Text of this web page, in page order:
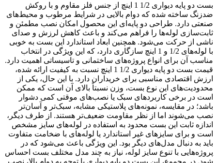
بست دو پایه دیواری 1/2 1 اینچ از جنس فلز مقاوم و با روکش
ضدزنگ ساخته شده که دوام بالایی در شرایط مرطوب و محیط‌های
صنعتی دارد. طراحی دو پایه‌ای این محصول امکان نصب مطمئن و
ثابت‌سازی لوله‌ها را فراهم می‌کند و باعث کاهش لرزش و صدای
ناشی از حرکت می‌شود. همچنین ابعاد استاندارد این بست به خوبی
با لوله‌های 1/2 و 1 اینچ سازگاری دارد، که این ویژگی در انتخاب
مناسب آن برای انواع پروژه‌های ساختمانی و تاسیساتی اهمیت دارد.
قیمت بست دو پایه دیواری 1/2 1 اینچ نسبت به کیفیت ارائه شده،
ارزش اقتصادی مناسبی برای خریداران دارد. با این حال، یکی از
محدودیت‌های این نوع بست، وزن نسبتاً بالای آن است که ممکن
است در برخی کاربردهای سبک یا نصب‌های موقتی کمی دشوار
باشد؛ در مقایسه، نمونه‌های پلاستیکی مشابه، سبک‌تر و آسان‌تر
نصب می‌شوند اما از نظر مقاومت ضعیف‌تر هستند. از طرف دیگر،
اندازه ثابت این بست محدود به استفاده در لوله‌های سایز مشخص
است و برای سایزهای غیر استاندارد یا لوله‌های با ضخامت متفاوت
باید به دنبال مدل‌های دیگر بود. این ویژگی باعث می‌شود که در
پروژه‌هایی با تنوع سایز لوله، نیاز به چند مدل مختلف بست احساس
شود. در مجموع، این بست دو پایه دیواری با توجه به دوام بالا، نصب